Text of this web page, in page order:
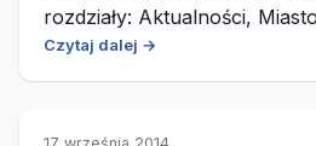
rozdziały: Aktualności,
Czytaj dalej →